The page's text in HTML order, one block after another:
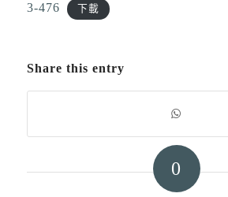
3-476 下載
Share this entry
0